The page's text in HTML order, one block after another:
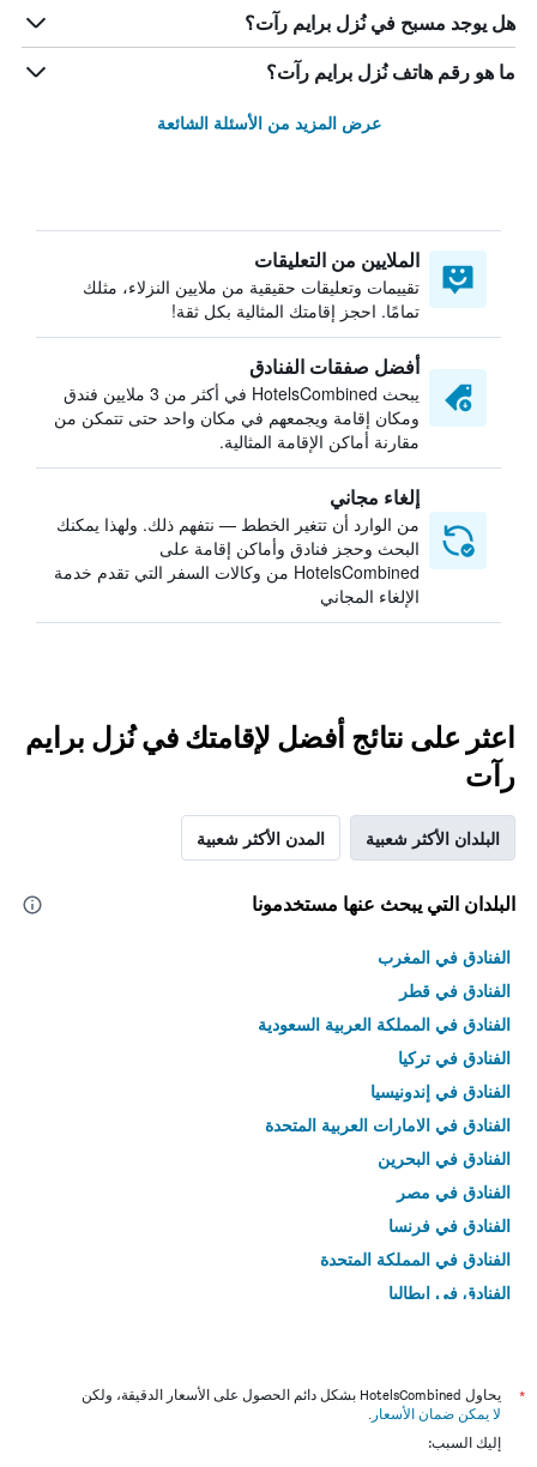
هل يوجد مسبح في نُزل برايم رآت؟
ما هو رقم هاتف نُزل برايم رآت؟
عرض المزيد من الأسئلة الشائعة
الملايين من التعليقات
تقييمات وتعليقات حقيقية من ملايين النزلاء، مثلك
تمامًا. احجز إقامتك المثالية بكل ثقة!
أفضل صفقات الفنادق
يبحث HotelsCombined في أكثر من 3 ملايين فندق
ومكان إقامة ويجمعهم في مكان واحد حتى تتمكن من
مقارنة أماكن الإقامة المثالية.
إلغاء مجاني
من الوارد أن تتغير الخطط — نتفهم ذلك. ولهذا يمكنك
البحث وحجز فنادق وأماكن إقامة على
HotelsCombined من وكالات السفر التي تقدم خدمة
الإلغاء المجاني
اعثر على نتائج أفضل لإقامتك في نُزل برايم
رآت
البلدان الأكثر شعبية المدن الأكثر شعبية
البلدان التي يبحث عنها مستخدمونا
الفنادق في المغرب
الفنادق في قطر
الفنادق في المملكة العربية السعودية
الفنادق في تركيا
الفنادق في إندونيسيا
الفنادق في الامارات العربية المتحدة
الفنادق في البحرين
الفنادق في مصر
الفنادق في فرنسا
الفنادق في المملكة المتحدة
الفنادق في إيطاليا
*
يحاول HotelsCombined بشكل دائم الحصول على الأسعار الدقيقة، ولكن
لا يمكن ضمان الأسعار .
إليك السبب: